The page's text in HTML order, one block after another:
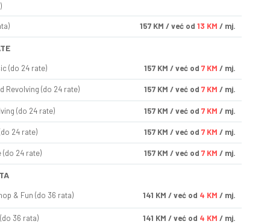
157 KM / već od 13 KM / mj.
(do 24 rate) 157 KM / već od 7 KM / mj.
Revolving (do 24 rate) 157 KM / već od 7 KM / mj.
(do 24 rate) 157 KM / već od 7 KM / mj.
24 rate) 157 KM / već od 7 KM / mj.
(do 24 rate) 157 KM / već od 7 KM / mj.
& Fun (do 36 rata) 141 KM / već od 4 KM / mj.
36 rata) 141 KM / već od 4 KM / mj.